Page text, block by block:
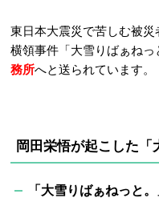
東日本大震災で苦しむ被
横領事件「大雪りばぁねっ
務所へと送られています。
岡田栄悟が起こした
「大雪りばぁねっと